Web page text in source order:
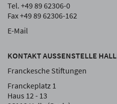
Tel. +49 89 62306-0
Fax +49 89 62306-162
E-Mail
KONTAKT AUSSENSTELLE HALLE
Franckesche Stiftungen
Franckeplatz 1
Haus 12 - 13